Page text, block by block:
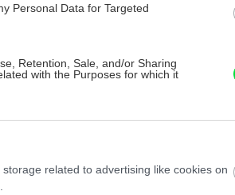
Personal Data for Targeted
Retention, Sale, and/or Sharing
with the Purposes for which it
related to advertising like cookies on
zápalmi
voľných